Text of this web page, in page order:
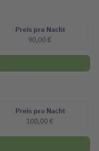
Preis pro Nacht
90,00 €
Preis pro Nacht
100,00 €